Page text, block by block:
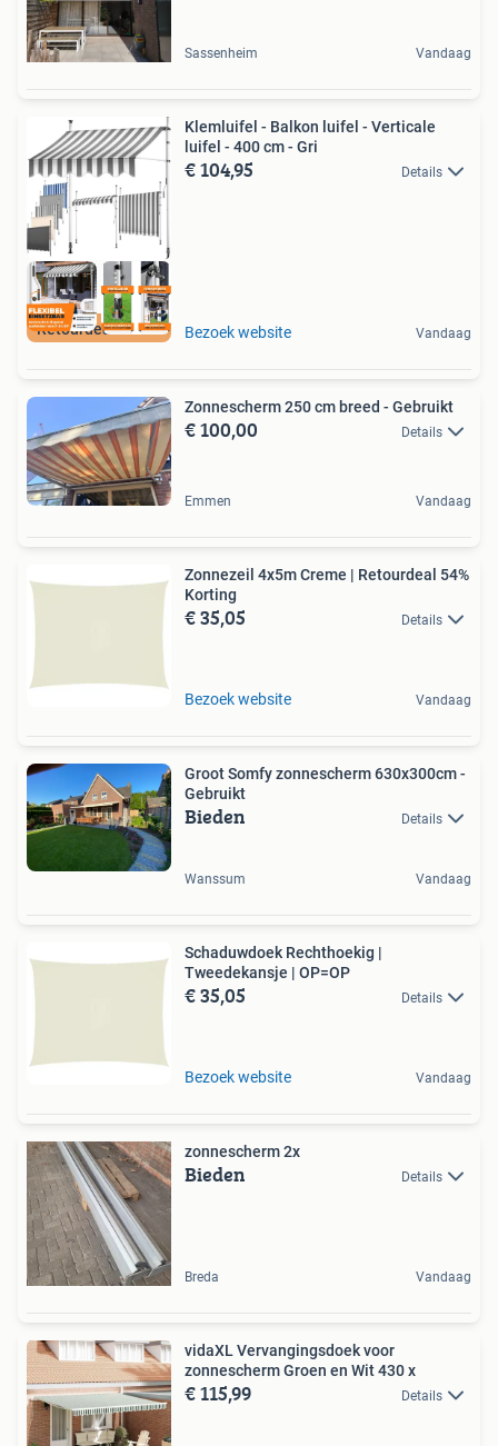
Sassenheim Vandaag
Retourdeal Korting
Klemluifel - Balkon luifel - Verticale
luifel - 400 cm - Gri
€ 104,95 Details
Bezoek website Vandaag
Zonnescherm 250 cm breed - Gebruikt
€ 100,00 Details
Emmen Vandaag
Zonnezeil 4x5m Creme | Retourdeal 54%
Korting
€ 35,05 Details
Bezoek website Vandaag
Groot Somfy zonnescherm 630x300cm -
Gebruikt
Bieden Details
Wanssum Vandaag
Schaduwdoek Rechthoekig |
Tweedekansje | OP=OP
€ 35,05 Details
Bezoek website Vandaag
zonnescherm 2x
Bieden Details
Breda Vandaag
vidaXL Vervangingsdoek voor
zonnescherm Groen en Wit 430 x
€ 115,99 Details